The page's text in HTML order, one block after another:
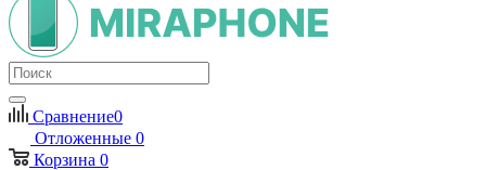
Сравнение0
Отложенные 0
Корзина 0